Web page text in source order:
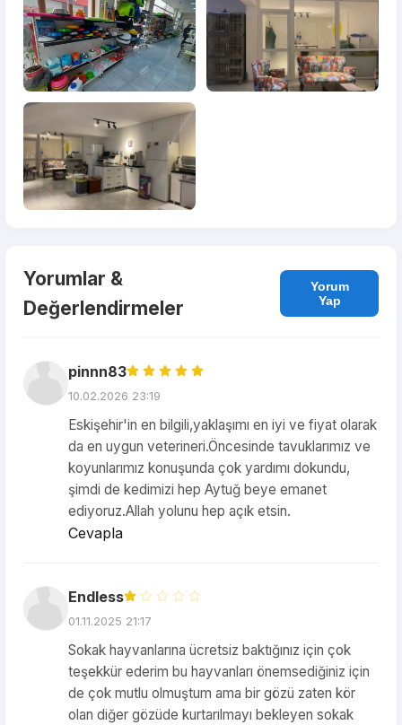
Yorumlar &
Değerlendirmeler
Yorum
Yap
pinnn83
10.02.2026 23:19
Eskişehir'in en bilgili,yaklaşımı en iyi ve fiyat olarak
da en uygun veterineri.Öncesinde tavuklarımız ve
koyunlarımız konuşunda çok yardımı dokundu,
şimdi de kedimizi hep Aytuğ beye emanet
ediyoruz.Allah yolunu hep açık etsin.
Cevapla
Endless
01.11.2025 21:17
Sokak hayvanlarına ücretsiz baktığınız için çok
teşekkür ederim bu hayvanları önemsediğiniz için
de çok mutlu olmuştum ama bir gözü zaten kör
olan diğer gözüde kurtarılmayı bekleyen sokak